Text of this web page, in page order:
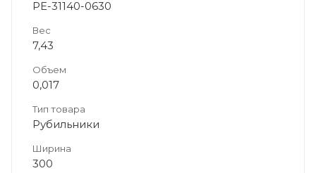
PE-31140-0630
Вес
7,43
Объем
0,017
Тип товара
Рубильники
Ширина
300